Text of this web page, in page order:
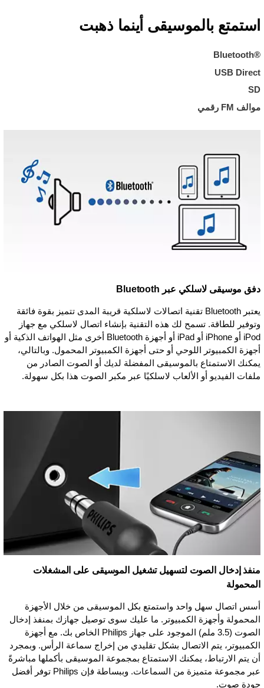
استمتع بالموسيقى أينما ذهبت
Bluetooth®‎
USB Direct
SD
موالف FM رقمي
دفق موسيقى لاسلكي عبر Bluetooth
يعتبر Bluetooth تقنية اتصالات لاسلكية قريبة المدى تتميز بقوة فائقة
وتوفير للطاقة. تسمح لك هذه التقنية بإنشاء اتصال لاسلكي مع جهاز
iPod أو iPhone أو iPad أو أجهزة Bluetooth أخرى مثل الهواتف الذكية أو
أجهزة الكمبيوتر اللوحي أو حتى أجهزة الكمبيوتر المحمول. وبالتالي،
يمكنك الاستمتاع بالموسيقى المفضلة لديك أو الصوت الصادر من
ملفات الفيديو أو الألعاب لاسلكيًا عبر مكبر الصوت هذا بكل سهولة.
منفذ إدخال الصوت لتسهيل تشغيل الموسيقى على المشغلات
المحمولة
أسس اتصال سهل واحد واستمتع بكل الموسيقى من خلال الأجهزة
المحمولة وأجهزة الكمبيوتر. ما عليك سوى توصيل جهازك بمنفذ إدخال
الصوت (3.5 ملم) الموجود على جهاز Philips الخاص بك. مع أجهزة
الكمبيوتر، يتم الاتصال بشكل تقليدي من إخراج سماعة الرأس. وبمجرد
أن يتم الارتباط، يمكنك الاستمتاع بمجموعة الموسيقى بأكملها مباشرةً
عبر مجموعة متميزة من السماعات. وببساطة فإن Philips توفر أفضل
جودة صوت.